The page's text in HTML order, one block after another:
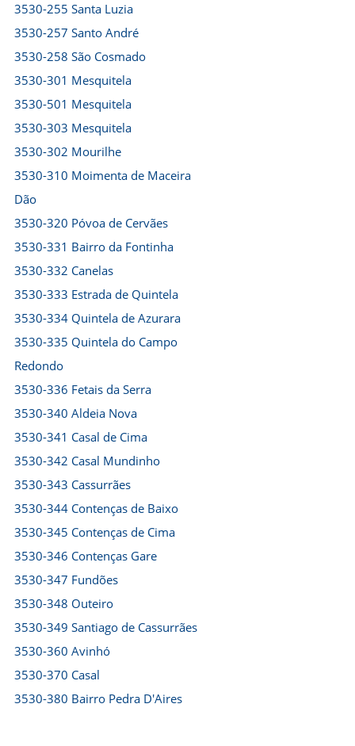
3530-255 Santa Luzia
3530-257 Santo André
3530-258 São Cosmado
3530-301 Mesquitela
3530-501 Mesquitela
3530-303 Mesquitela
3530-302 Mourilhe
3530-310 Moimenta de Maceira
Dão
3530-320 Póvoa de Cervães
3530-331 Bairro da Fontinha
3530-332 Canelas
3530-333 Estrada de Quintela
3530-334 Quintela de Azurara
3530-335 Quintela do Campo
Redondo
3530-336 Fetais da Serra
3530-340 Aldeia Nova
3530-341 Casal de Cima
3530-342 Casal Mundinho
3530-343 Cassurrães
3530-344 Contenças de Baixo
3530-345 Contenças de Cima
3530-346 Contenças Gare
3530-347 Fundões
3530-348 Outeiro
3530-349 Santiago de Cassurrães
3530-360 Avinhó
3530-370 Casal
3530-380 Bairro Pedra D'Aires